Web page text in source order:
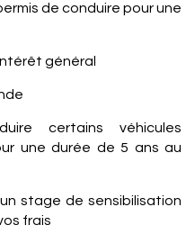
de conduire pour une
général
certains véhicules
une durée de 5 ans au
stage de sensibilisation
frais